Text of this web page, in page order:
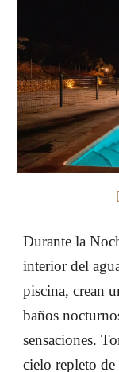
Durante la
interior del
piscina, crean
baños
sensaciones.
cielo repleto